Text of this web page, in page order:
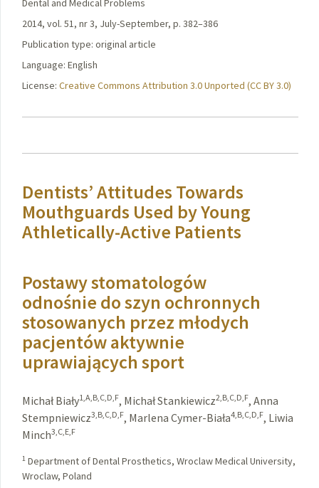
Dental and Medical Problems
2014, vol. 51, nr 3, July-September, p. 382–386
Publication type: original article
Language: English
License: Creative Commons Attribution 3.0 Unported (CC BY 3.0)
Dentists’ Attitudes Towards
Mouthguards Used by Young
Athletically-Active Patients
Postawy stomatologów
odnośnie do szyn ochronnych
stosowanych przez młodych
pacjentów aktywnie
uprawiających sport
Michał Biały1,A,B,C,D,F, Michał Stankiewicz2,B,C,D,F, Anna
Stempniewicz3,B,C,D,F, Marlena Cymer-Biała4,B,C,D,F, Liwia
Minch3,C,E,F
1 Department of Dental Prosthetics, Wroclaw Medical University,
Wroclaw, Poland